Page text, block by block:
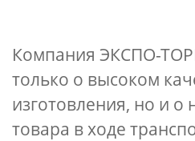
Компания ЭКСПО-
только о высоком
изготовления, но и
товара в ходе